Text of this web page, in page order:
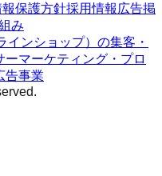
保護方針採用情報 広告掲
み
インショップ）の集客・
マーケティング・プロ
告事業